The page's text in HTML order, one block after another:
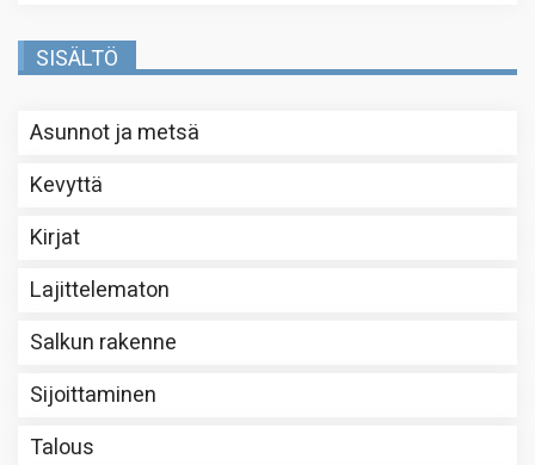
SISÄLTÖ
Asunnot ja metsä
Kevyttä
Kirjat
Lajittelematon
Salkun rakenne
Sijoittaminen
Talous